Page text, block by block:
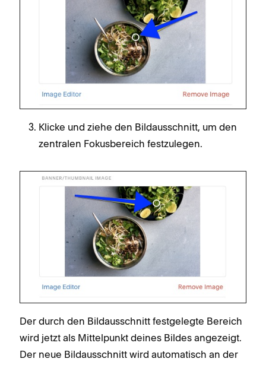
Klicke und ziehe den Bildausschnitt, um den
zentralen Fokusbereich festzulegen.
Der durch den Bildausschnitt festgelegte Bereich
wird jetzt als Mittelpunkt deines Bildes angezeigt.
Der neue Bildausschnitt wird automatisch an der